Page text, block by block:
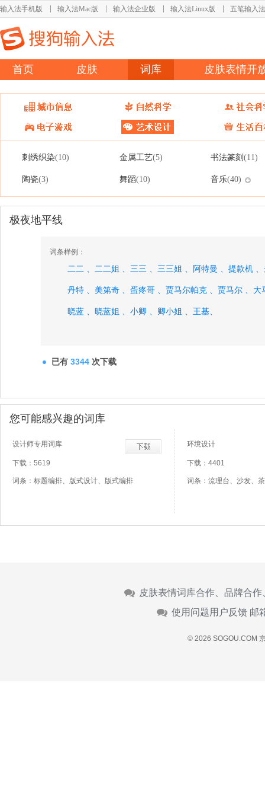
输入法手机版 输入法Mac版 输入法企业版 输入法Linux版 五笔输入法
首页 皮肤 词库 皮肤表情开
刺绣织染(10) 金属工艺(5) 书法篆刻 (11)
陶瓷(3) 舞蹈(10) 音乐(40)
极夜地平线
词条样例：
二二 、 二二姐 、 三三 、 三三姐 、 阿特曼 、 提款机 、
丹特 、 美第奇 、 蛋疼哥 、 贾马尔帕克 、 贾马尔 、 大
晓蓝 、 晓蓝姐 、 小卿 、 卿小姐 、 王基、
已有 3344 次下载
您可能感兴趣的词库
设计师专用词库
下载：5619
词条：标题编排、版式设计、版式编排
环境设计
下载：4401
词条：流理台、沙发、
皮肤表情词库合作、品牌合
使用问题用户反馈 邮
© 2026 SOGOU.COM